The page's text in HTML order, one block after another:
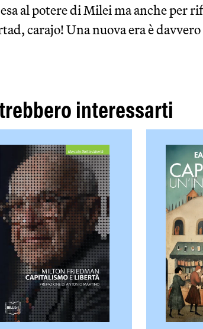
al potere di Milei ma anche per
carajo! Una nuova era è
interessarti